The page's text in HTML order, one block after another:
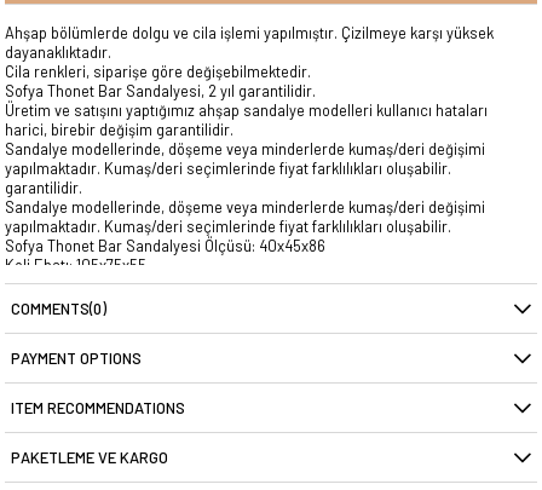
Ahşap bölümlerde dolgu ve cila işlemi yapılmıştır. Çizilmeye karşı yüksek
dayanaklıktadır.
Cila renkleri, siparişe göre değişebilmektedir.
Sofya Thonet Bar Sandalyesi, 2 yıl garantilidir.
Üretim ve satışını yaptığımız ahşap sandalye modelleri kullanıcı hataları
harici, birebir değişim garantilidir.
Sandalye modellerinde, döşeme veya minderlerde kumaş/deri değişimi
yapılmaktadır. Kumaş/deri seçimlerinde fiyat farklılıkları oluşabilir.
garantilidir.
Sandalye modellerinde, döşeme veya minderlerde kumaş/deri değişimi
yapılmaktadır. Kumaş/deri seçimlerinde fiyat farklılıkları oluşabilir.
Sofya Thonet Bar Sandalyesi Ölçüsü: 40x45x86
Koli Ebatı: 105x75x55
Ürün Ağırlığı : 3,1 Kg.
COMMENTS(0)
PAYMENT OPTIONS
ITEM RECOMMENDATIONS
PAKETLEME VE KARGO